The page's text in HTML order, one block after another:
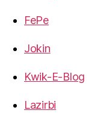
FePe
Jokin
Kwik-E-Blog
Lazirbi